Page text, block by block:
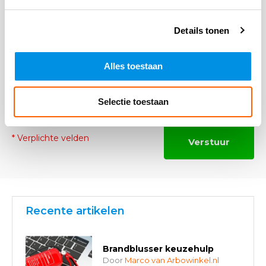
Details tonen
Alles toestaan
Selectie toestaan
* Verplichte velden Verstuur
Recente artikelen
Brandblusser keuzehulp
Door Marco van Arbowinkel.nl